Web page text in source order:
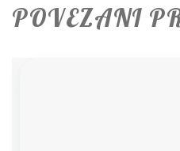
POVEZANI